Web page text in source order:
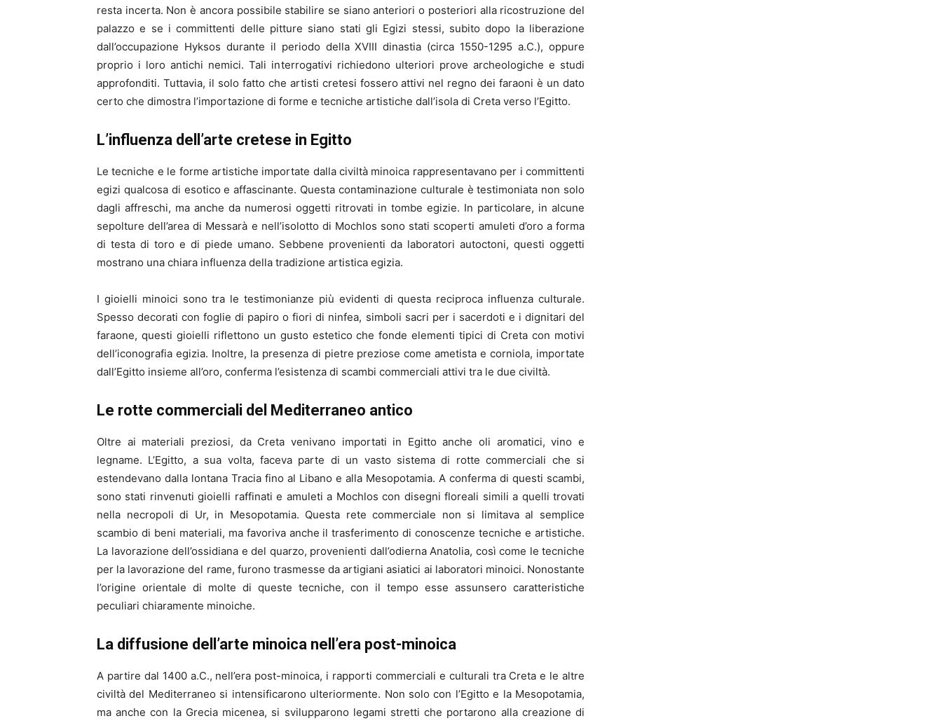
resta incerta. Non è ancora possibile stabilire se siano anteriori o posteriori alla ricostruzione del
palazzo e se i committenti delle pitture siano stati gli Egizi stessi, subito dopo la liberazione
dall’occupazione Hyksos durante il periodo della XVIII dinastia (circa 1550-1295 a.C.), oppure
proprio i loro antichi nemici. Tali interrogativi richiedono ulteriori prove archeologiche e studi
approfonditi. Tuttavia, il solo fatto che artisti cretesi fossero attivi nel regno dei faraoni è un dato
certo che dimostra l’importazione di forme e tecniche artistiche dall’isola di Creta verso l’Egitto.
L’influenza dell’arte cretese in Egitto
Le tecniche e le forme artistiche importate dalla civiltà minoica rappresentavano per i committenti
egizi qualcosa di esotico e affascinante. Questa contaminazione culturale è testimoniata non solo
dagli affreschi, ma anche da numerosi oggetti ritrovati in tombe egizie. In particolare, in alcune
sepolture dell’area di Messarà e nell’isolotto di Mochlos sono stati scoperti amuleti d’oro a forma
di testa di toro e di piede umano. Sebbene provenienti da laboratori autoctoni, questi oggetti
mostrano una chiara influenza della tradizione artistica egizia.
I gioielli minoici sono tra le testimonianze più evidenti di questa reciproca influenza culturale.
Spesso decorati con foglie di papiro o fiori di ninfea, simboli sacri per i sacerdoti e i dignitari del
faraone, questi gioielli riflettono un gusto estetico che fonde elementi tipici di Creta con motivi
dell’iconografia egizia. Inoltre, la presenza di pietre preziose come ametista e corniola, importate
dall’Egitto insieme all’oro, conferma l’esistenza di scambi commerciali attivi tra le due civiltà.
Le rotte commerciali del Mediterraneo antico
Oltre ai materiali preziosi, da Creta venivano importati in Egitto anche oli aromatici, vino e
legname. L’Egitto, a sua volta, faceva parte di un vasto sistema di rotte commerciali che si
estendevano dalla lontana Tracia fino al Libano e alla Mesopotamia. A conferma di questi scambi,
sono stati rinvenuti gioielli raffinati e amuleti a Mochlos con disegni floreali simili a quelli trovati
nella necropoli di Ur, in Mesopotamia. Questa rete commerciale non si limitava al semplice
scambio di beni materiali, ma favoriva anche il trasferimento di conoscenze tecniche e artistiche.
La lavorazione dell’ossidiana e del quarzo, provenienti dall’odierna Anatolia, così come le tecniche
per la lavorazione del rame, furono trasmesse da artigiani asiatici ai laboratori minoici. Nonostante
l’origine orientale di molte di queste tecniche, con il tempo esse assunsero caratteristiche
peculiari chiaramente minoiche.
La diffusione dell’arte minoica nell’era post-minoica
A partire dal 1400 a.C., nell’era post-minoica, i rapporti commerciali e culturali tra Creta e le altre
civiltà del Mediterraneo si intensificarono ulteriormente. Non solo con l’Egitto e la Mesopotamia,
ma anche con la Grecia micenea, si svilupparono legami stretti che portarono alla creazione di